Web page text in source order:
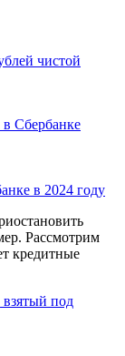
чистой
в 2024 году
Рассмотрим
кредитные